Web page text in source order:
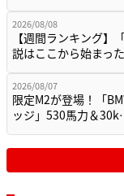
2026/08/08
【週間ランキング
説はここから始まっ
2026/08/07
限定M2が登場！「
ッジ」530馬力＆